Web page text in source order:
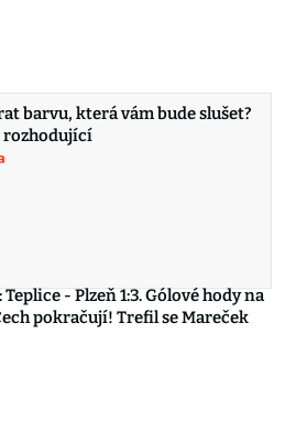
barvu, která vám bude slušet?
rozhodující
Teplice - Plzeň 1:3. Gólové hody na
pokračují! Trefil se Mareček